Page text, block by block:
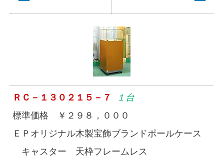
ＲＣ－１３０２１５－７
１台
標準価格 ￥２９８，０００
ＥＰオリジナル木製宝飾ブランドポールケース
キャスター 天枠フレームレス